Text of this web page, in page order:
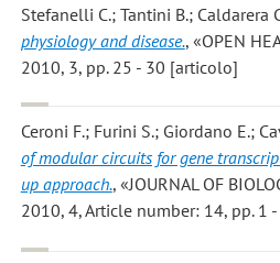
Stefanelli C.; Tantini B.; Caldarera
physiology and disease., «OPEN
2010, 3, pp. 25 - 30 [articolo]
Ceroni F.; Furini S.; Giordano E.;
of modular circuits for gene
up approach., «JOURNAL OF
2010, 4, Article number: 14, pp. 1